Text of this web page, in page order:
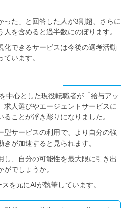
った」と回答した人が3割超、さらに
人を含めると過半数にのぼります。
化できるサービスは今後の選考活動
います。
中心とした現役転職者が「給与アッ
求人選びやエージェントサービスに
ことが浮き彫りになりました。
型サービスの利用で、より自分の強
が加速すると見られます。
し、自分の可能性を最大限に引き出
でしょうか。
を元にAIが執筆しています。